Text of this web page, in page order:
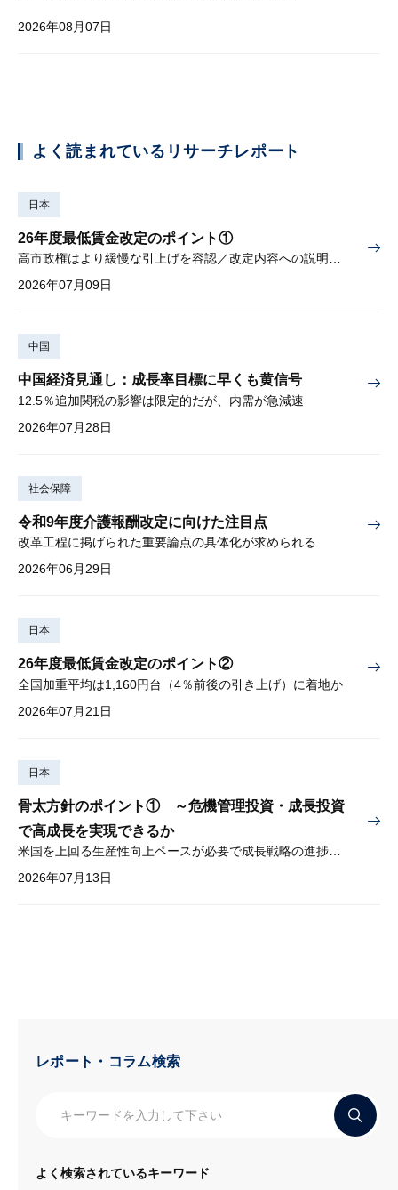
2026年08月07日
よく読まれているリサーチレポート
日本
26年度最低賃金改定のポイント①
高市政権はより緩慢な引上げを容認／改定内容への説明責任が焦点
2026年07月09日
中国
中国経済見通し：成長率目標に早くも黄信号
12.5％追加関税の影響は限定的だが、内需が急減速
2026年07月28日
社会保障
令和9年度介護報酬改定に向けた注目点
改革工程に掲げられた重要論点の具体化が求められる
2026年06月29日
日本
26年度最低賃金改定のポイント②
全国加重平均は1,160円台（4％前後の引き上げ）に着地か
2026年07月21日
日本
骨太方針のポイント① ～危機管理投資・成長投資
で高成長を実現できるか
米国を上回る生産性向上ペースが必要で成長戦略の進捗管理も課題
2026年07月13日
レポート・コラム検索
よく検索されているキーワード